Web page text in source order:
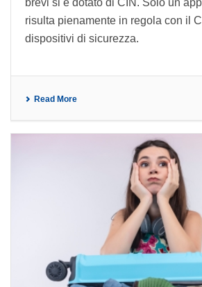
brevi si è dotato di CIN. Solo un
risulta pienamente in regola con il
dispositivi di sicurezza.
Read More